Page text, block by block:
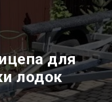
для
лодок